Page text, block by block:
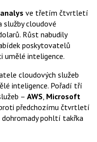
ve třetím čtvrtletí
cloudové
Růst nabudily
poskytovatelů
umělé inteligence.
cloudových služeb
inteligence. Pořadí tří
– AWS, Microsoft
předchozímu čtvrtletí
pohltí takřka